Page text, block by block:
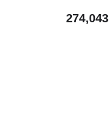
274,043